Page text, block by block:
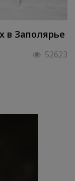
в Заполярье
52623